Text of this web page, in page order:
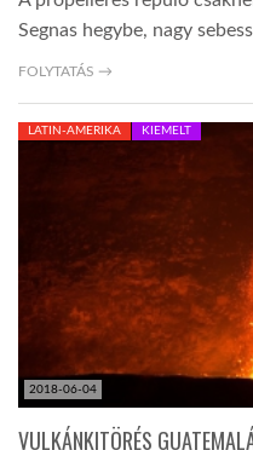
Segnas hegybe, nagy
FOLYTATÁS →
2018-06-04
LATIN-AMERIKA KIEMELT
VULKÁNKITÖRÉS